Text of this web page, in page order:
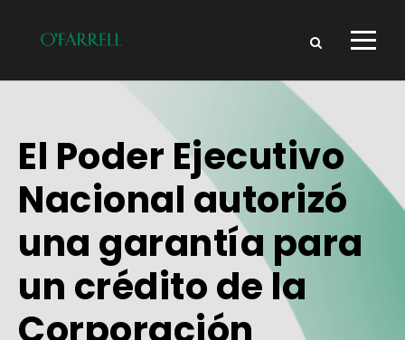
El Poder Ejecutivo
Nacional autorizó
una garantía para
un crédito de la